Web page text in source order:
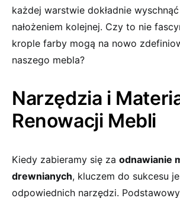
każdej warstwie dokładnie
nałożeniem kolejnej. Czy to nie
krople farby mogą na nowo
naszego mebla?
Narzędzia i
Renowacji Mebli
Kiedy zabieramy się za odnawianie
drewnianych, kluczem do sukcesu
odpowiednich narzędzi.